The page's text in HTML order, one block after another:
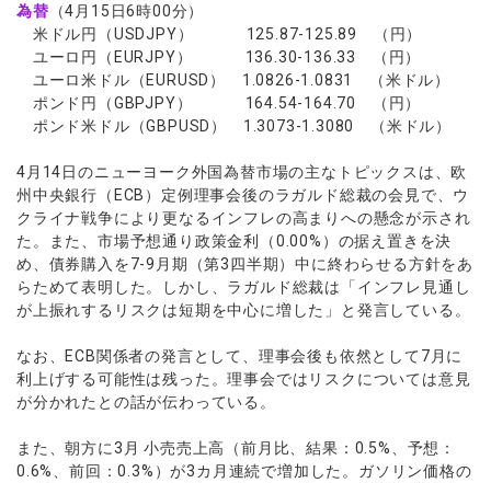
FX（通貨ペア）
現物株式
ETF
株式CFD
エネルギーCFD
貴金属CFD
ソフトコモディティCFD
NEW
バトルCFD
スプレッド・手数料
ゼロカットとロスカット
スワップとロールオーバー
入出金方法
約定率
取引時間
取引計算シミュレーター
注文執行ポリシー
経済指標・予測カレンダー
口座の種類
口座タイプ
法人のお客様
ゼロ口座
NEW
ウォレット口座
NEW
口座開設
口座開設フォーム
必要書類
開設方法
プラットフォーム
プラットフォーム
MT5
MT4
cTrader
AXIORYアプリ
AXIORYポータル
ツール
MT4/MT5 ヒストリカルデータ
EA(エキスパートアドバイザー)
カスタムインジケーター
日本時間表示インジケータ
ストライク インジケータ
MQLシグナル
NEW
通貨インデックス
パートナー
パートナーシップ・プログラム
特別・VIPプログラム
NEW
ニュース
お知らせ
マーケットニュース
コーポレートニュース
キャンペーン
トレードガイド
NEW
企業情報
会社概要
役員紹介
お問合せ
日本語
عربى
English
Español
ไทย
口座開設する
法人のお客様はこちら
為替 （4月15日6時00分）
米ドル円（USDJPY） 125.87-125.89 （円）
ユーロ円（EURJPY） 136.30-136.33 （円）
ユーロ米ドル（EURUSD） 1.0826-1.0831 （米ドル）
ポンド円（GBPJPY） 164.54-164.70 （円）
ポンド米ドル（GBPUSD） 1.3073-1.3080 （米ドル）
4月14日のニューヨーク外国為替市場の主なトピックスは、欧
州中央銀行（ECB）定例理事会後のラガルド総裁の会見で、ウ
クライナ戦争により更なるインフレの高まりへの懸念が示され
た。また、市場予想通り政策金利（0.00%）の据え置きを決
め、債券購入を7-9月期（第3四半期）中に終わらせる方針をあ
らためて表明した。しかし、ラガルド総裁は「インフレ見通し
が上振れするリスクは短期を中心に増した」と発言している。
なお、ECB関係者の発言として、理事会後も依然として7月に
利上げする可能性は残った。理事会ではリスクについては意見
が分かれたとの話が伝わっている。
また、朝方に3月 小売売上高（前月比、結果：0.5%、予想：
0.6%、前回：0.3%）が3カ月連続で増加した。ガソリン価格の